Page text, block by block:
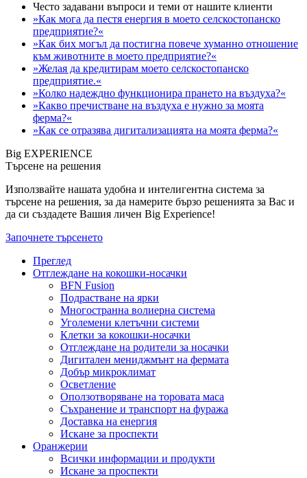
Често задавани въпроси и теми от нашите клиенти
»Как мога да пестя енергия в моето селскостопанско
предприятие?«
»Как бих могъл да постигна повече хуманно отношение
към животните в моето предприятие?«
»Желая да кредитирам моето селскостопанско
предприятие.«
»Колко надеждно функционира прането на въздуха?«
»Какво пречистване на въздуха е нужно за моята
ферма?«
»Как се отразява дигитализацията на моята ферма?«
Big EXPERIENCE
Търсене на решения
Използвайте нашата удобна и интелигентна система за
търсене на решения, за да намерите бързо решенията за Вас и
да си създадете Вашия личен Big Experience!
Започнете търсенето
Преглед
Отглеждане на кокошки-носачки
BFN Fusion
Подрастване на ярки
Многостранна волиерна система
Уголемени клетъчни системи
Клетки за кокошки-носачки
Отглеждане на родители за носачки
Дигитален мениджмънт на фермата
Добър микроклимат
Осветление
Оползотворяване на торовата маса
Съхранение и транспорт на фуража
Доставка на енергия
Искане за проспекти
Оранжерии
Всички информации и продукти
Искане за проспекти